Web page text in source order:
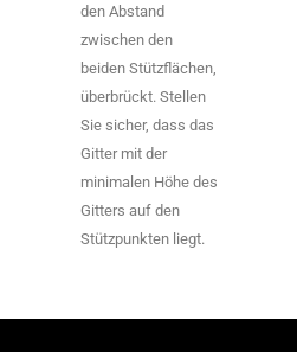
den Abstand
zwischen den
beiden Stützflächen,
überbrückt. Stellen
Sie sicher, dass das
Gitter mit der
minimalen Höhe des
Gitters auf den
Stützpunkten liegt.